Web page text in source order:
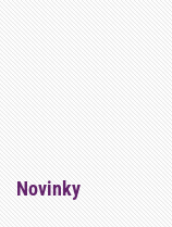
Novinky